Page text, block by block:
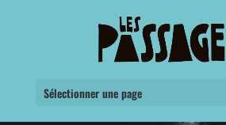
Sélectionner une page